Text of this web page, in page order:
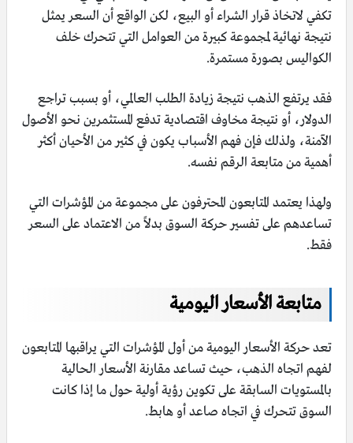
تكفي لاتخاذ قرار الشراء أو البيع، لكن الواقع أن السعر يمثل
نتيجة نهائية لمجموعة كبيرة من العوامل التي تتحرك خلف
الكواليس بصورة مستمرة.
فقد يرتفع الذهب نتيجة زيادة الطلب العالمي، أو بسبب تراجع
الدولار، أو نتيجة مخاوف اقتصادية تدفع المستثمرين نحو الأصول
الآمنة، ولذلك فإن فهم الأسباب يكون في كثير من الأحيان أكثر
أهمية من متابعة الرقم نفسه.
ولهذا يعتمد المتابعون المحترفون على مجموعة من المؤشرات التي
تساعدهم على تفسير حركة السوق بدلاً من الاعتماد على السعر
فقط.
متابعة الأسعار اليومية
تعد حركة الأسعار اليومية من أول المؤشرات التي يراقبها المتابعون
لفهم اتجاه الذهب، حيث تساعد مقارنة الأسعار الحالية
بالمستويات السابقة على تكوين رؤية أولية حول ما إذا كانت
السوق تتحرك في اتجاه صاعد أو هابط.